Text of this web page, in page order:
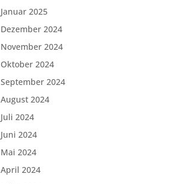
Januar 2025
Dezember 2024
November 2024
Oktober 2024
September 2024
August 2024
Juli 2024
Juni 2024
Mai 2024
April 2024